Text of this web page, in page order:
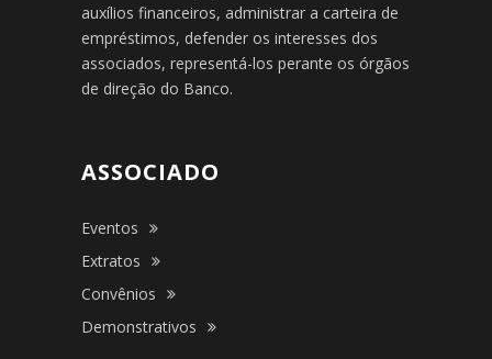
auxílios financeiros, administrar a carteira de
empréstimos, defender os interesses dos
associados, representá-los perante os órgãos
de direção do Banco.
ASSOCIADO
Eventos
Extratos
Convênios
Demonstrativos